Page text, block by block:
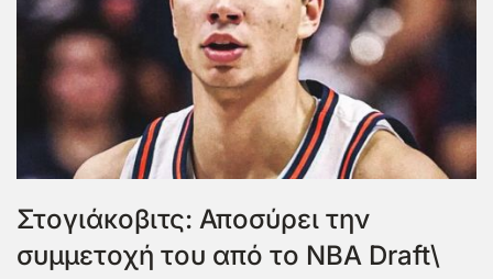
Στογιάκοβιτς: Αποσύρει την
συμμετοχή του από το NBA Draft\